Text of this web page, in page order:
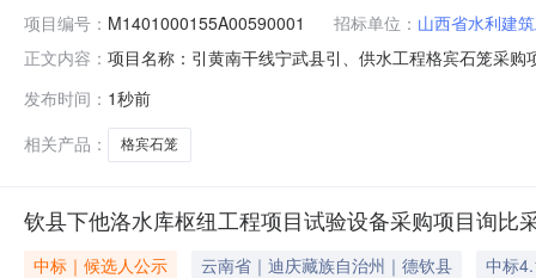
项目编号： M1401000155A00590001 招标单位： 山西省水利建
正文内容： 项目名称：引黄南干线宁武县引、供水工程格宾石笼采
为招标人指定地点）。立项时间：2026-08-07招标内容
名称:山西
发布时间： 1秒前
相关产品：
格宾石笼
钦县下他洛水库枢纽工程项目试验设备采购项目询比
中标｜候选人公示 云南省｜迪庆藏族自治州｜德钦县
中标